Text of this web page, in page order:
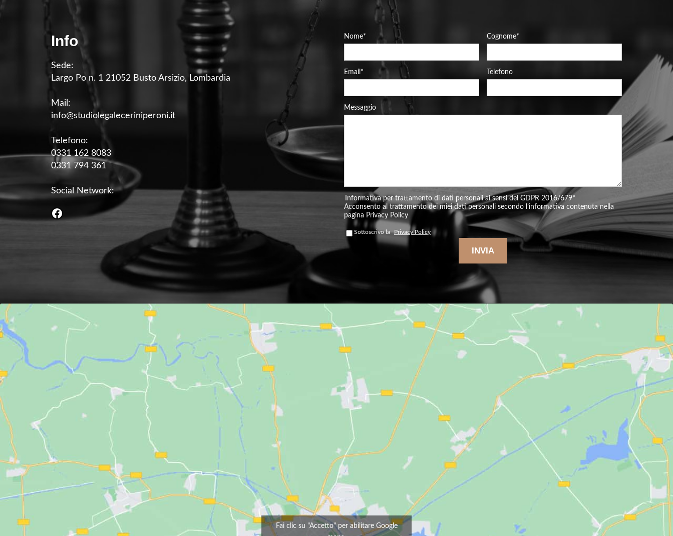
Info
Sede:
Largo Po n. 1 21052 Busto Arsizio, Lombardia
Mail:
info@studiolegaleceriniperoni.it
Telefono:
0331 162 8083
0331 794 361
Social Network:
Facebook
Nome* Cognome*
Email * Telefono
Messaggio
Informativa per trattamento di dati personali ai sensi del GDPR 2016/679*
Acconsento al trattamento dei miei dati personali secondo l’informativa contenuta nella
pagina Privacy Policy
Sottoscrivo la Privacy Policy
INVIA
Fai clic su "Accetto" per abilitare Google